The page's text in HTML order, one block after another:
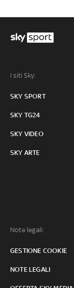
I siti Sky:
SKY SPORT
SKY TG24
SKY VIDEO
SKY ARTE
Note legali:
GESTIONE COOKIE
NOTE LEGALI